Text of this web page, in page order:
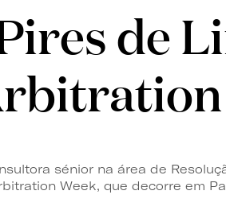
de
sénior na área de
Week, que decorre em